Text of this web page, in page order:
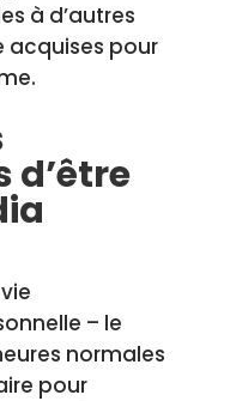
à d’autres
acquises pour
d’être
– le
normales
pour